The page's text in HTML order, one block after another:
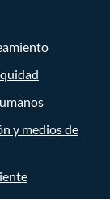
y medios de